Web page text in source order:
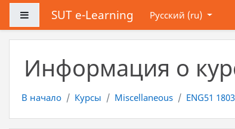
Перейти к основному содержанию
Боковая панель
SUT e-Learning Русский ‎(ru)‎
Информация о
В начало Курсы Miscellaneous ENG51